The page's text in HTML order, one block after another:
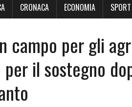
CRONACA ECONOMIA SPORT
campo per gli
il sostegno